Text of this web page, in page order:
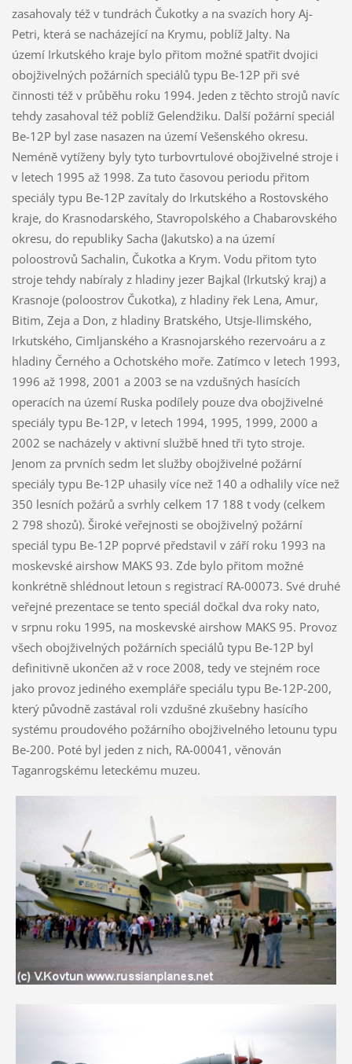
zasahovaly též v tundrách Čukotky a na svazích hory Aj-
Petri, která se nacházející na Krymu, poblíž Jalty. Na
území Irkutského kraje bylo přitom možné spatřit dvojici
obojživelných požárních speciálů typu Be-12P při své
činnosti též v průběhu roku 1994. Jeden z těchto strojů navíc
tehdy zasahoval též poblíž Gelendžiku. Další požární speciál
Be-12P byl zase nasazen na území Vešenského okresu.
Neméně vytíženy byly tyto turbovrtulové obojživelné stroje i
v letech 1995 až 1998. Za tuto časovou periodu přitom
speciály typu Be-12P zavítaly do Irkutského a Rostovského
kraje, do Krasnodarského, Stavropolského a Chabarovského
okresu, do republiky Sacha (Jakutsko) a na území
poloostrovů Sachalin, Čukotka a Krym. Vodu přitom tyto
stroje tehdy nabíraly z hladiny jezer Bajkal (Irkutský kraj) a
Krasnoje (poloostrov Čukotka), z hladiny řek Lena, Amur,
Bitim, Zeja a Don, z hladiny Bratského, Utsje-Ilimského,
Irkutského, Cimljanského a Krasnojarského rezervoáru a z
hladiny Černého a Ochotského moře. Zatímco v letech 1993,
1996 až 1998, 2001 a 2003 se na vzdušných hasících
operacích na území Ruska podílely pouze dva obojživelné
speciály typu Be-12P, v letech 1994, 1995, 1999, 2000 a
2002 se nacházely v aktivní službě hned tři tyto stroje.
Jenom za prvních sedm let služby obojživelné požární
speciály typu Be-12P uhasily více než 140 a odhalily více než
350 lesních požárů a svrhly celkem 17 188 t vody (celkem
2 798 shozů). Široké veřejnosti se obojživelný požární
speciál typu Be-12P poprvé představil v září roku 1993 na
moskevské airshow MAKS 93. Zde bylo přitom možné
konkrétně shlédnout letoun s registrací RA-00073. Své druhé
veřejné prezentace se tento speciál dočkal dva roky nato,
v srpnu roku 1995, na moskevské airshow MAKS 95. Provoz
všech obojživelných požárních speciálů typu Be-12P byl
definitivně ukončen až v roce 2008, tedy ve stejném roce
jako provoz jediného exempláře speciálu typu Be-12P-200,
který původně zastával roli vzdušné zkušebny hasícího
systému proudového požárního obojživelného letounu typu
Be-200. Poté byl jeden z nich, RA-00041, věnován
Taganrogskému leteckému muzeu.